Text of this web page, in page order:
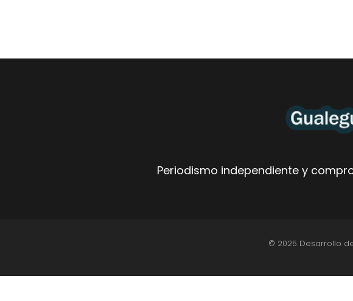
Periodismo independiente y
© 2025 Desarrollo